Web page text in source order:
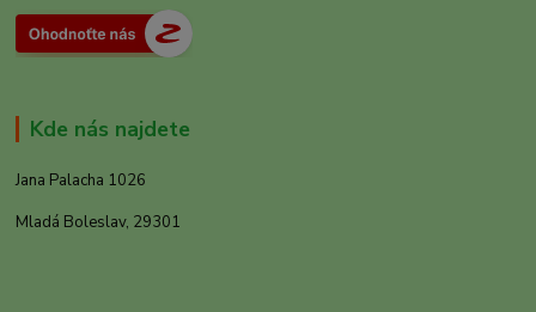
Kde nás najdete
Jana Palacha 1026
Mladá Boleslav, 29301